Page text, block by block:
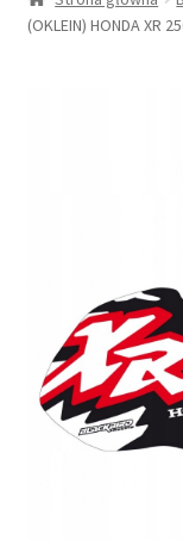
Sklep
Kontakt
(OKLEIN) HONDA XR